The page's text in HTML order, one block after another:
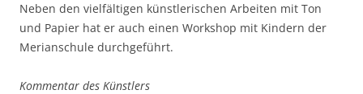
Neben den vielfältigen künstlerischen Arbeiten mit Ton
und Papier hat er auch einen Workshop mit Kindern der
Merianschule durchgeführt.
Kommentar des Künstlers